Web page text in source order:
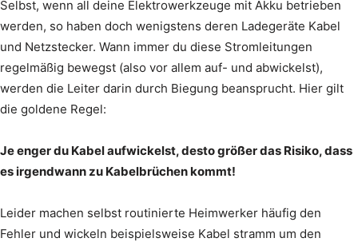
Selbst, wenn all deine Elektrowerkzeuge mit Akku betrieben
werden, so haben doch wenigstens deren Ladegeräte Kabel
und Netzstecker. Wann immer du diese Stromleitungen
regelmäßig bewegst (also vor allem auf- und abwickelst),
werden die Leiter darin durch Biegung beansprucht. Hier gilt
die goldene Regel:
Je enger du Kabel aufwickelst, desto größer das Risiko, dass
es irgendwann zu Kabelbrüchen kommt!
Leider machen selbst routinierte Heimwerker häufig den
Fehler und wickeln beispielsweise Kabel stramm um den